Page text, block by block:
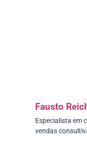
Fausto
Especialista em
vendas